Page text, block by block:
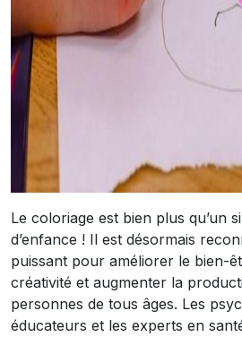
Le coloriage est bien plus qu’un
d’enfance ! Il est désormais
puissant pour améliorer le bien-
créativité et augmenter la
personnes de tous âges. Les
éducateurs et les experts en